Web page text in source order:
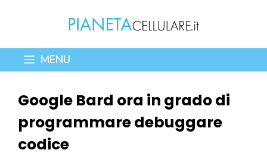
contenuto
MENU
Google Bard ora in grado di
programmare debuggare
codice